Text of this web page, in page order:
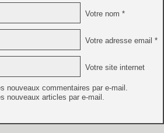
Votre nom *
Votre adresse email *
Votre site internet
nouveaux commentaires par e-mail.
nouveaux articles par e-mail.